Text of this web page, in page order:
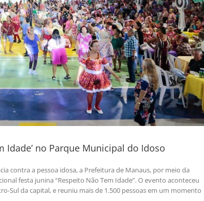
Idade’ no Parque Municipal do Idoso
contra a pessoa idosa, a Prefeitura de Manaus, por meio da
festa junina “Respeito Não Tem Idade”. O evento aconteceu
Sul da capital, e reuniu mais de 1.500 pessoas em um momento